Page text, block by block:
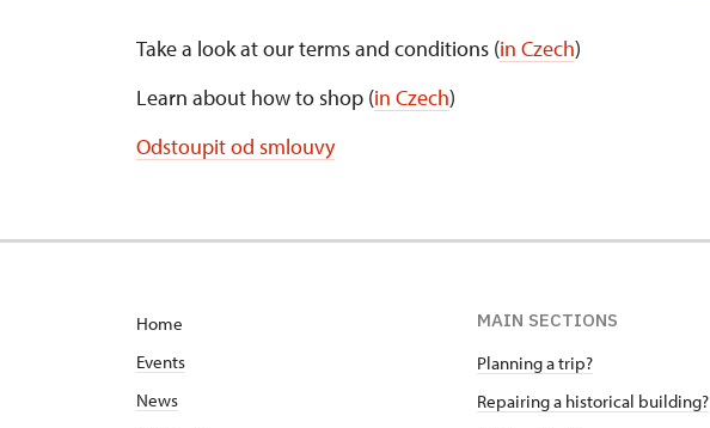
Take a look at our terms and conditions (in Czech)
Learn about how to shop (in Czech)
Odstoupit od smlouvy
Home
Events
News
MAIN SECTIONS
Planning a trip?
Repairing a historical building?